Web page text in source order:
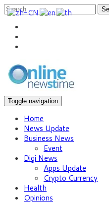
Toggle navigation
Home
News Update
Business News
Event
Digi News
Apps Update
Crypto Currency
Health
Opinions